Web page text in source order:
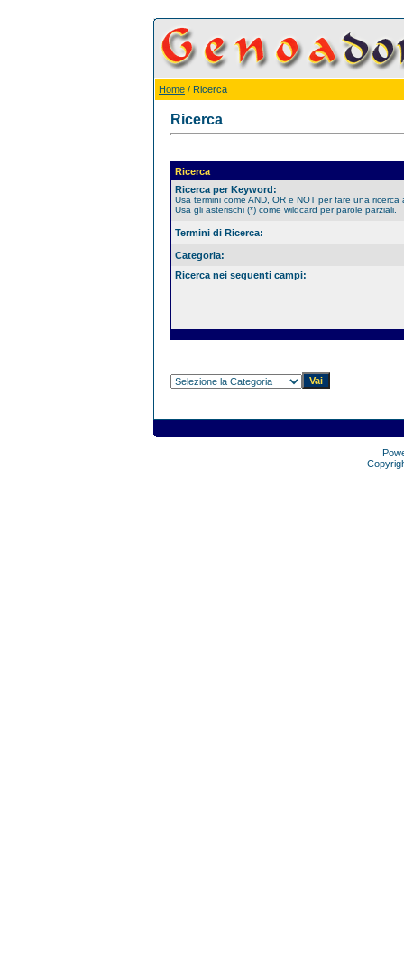
Home / Ricerca
Ricerca
Ricerca
Ricerca per Keyword:
Usa termini come AND, OR e NOT per fare una ricerca
Usa gli asterischi (*) come wildcard per parole parziali.
Termini di Ricerca:
Categoria:
Ricerca nei seguenti campi: